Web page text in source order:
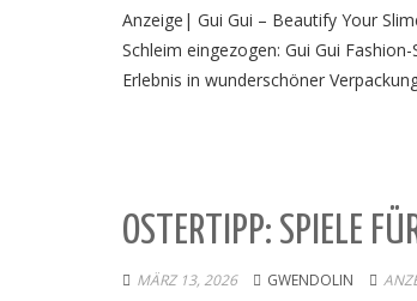
Anzeige| Gui Gui – Beautify Your
Schleim eingezogen: Gui Gui
Erlebnis in wunderschöner
OSTERTIPP: SPIELE
MÄRZ 13, 2026 GWENDOLIN